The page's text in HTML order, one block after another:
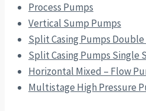
Process Pumps
Vertical Sump Pumps
Split Casing Pumps
Split Casing Pumps Single
Horizontal Mixed – Flow
Multistage High Pressure